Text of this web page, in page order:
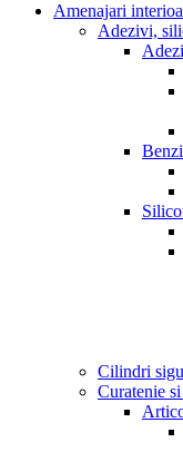
Amenajari
Adezivi,
Benzi
Cilindri
Curatenie